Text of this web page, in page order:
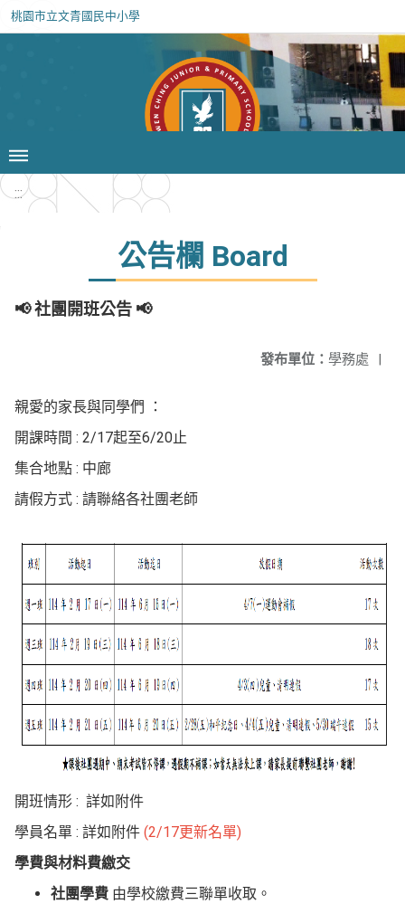
桃園市立文青國民中小學
:::
公告欄 Board
📢 社團開班公告 📢
發布單位： 學務處 |
親愛的家長與同學們 ：
開課時間 : 2/17起至6/20止
集合地點 : 中廊
請假方式 : 請聯絡各社團老師
開班情形 : 詳如附件
學員名單 : 詳如附件 (2/17更新名單)
學費與材料費繳交
社團學費 由學校繳費三聯單收取。